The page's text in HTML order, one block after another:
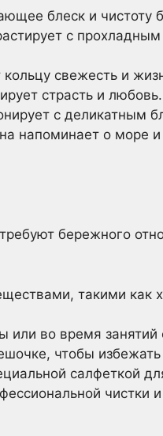
блеск и чистоту
с прохладным
свежесть и
страсть и любовь.
с деликатным
напоминает о море
бережного
такими как
или во время занятий
чтобы
салфеткой
чистки